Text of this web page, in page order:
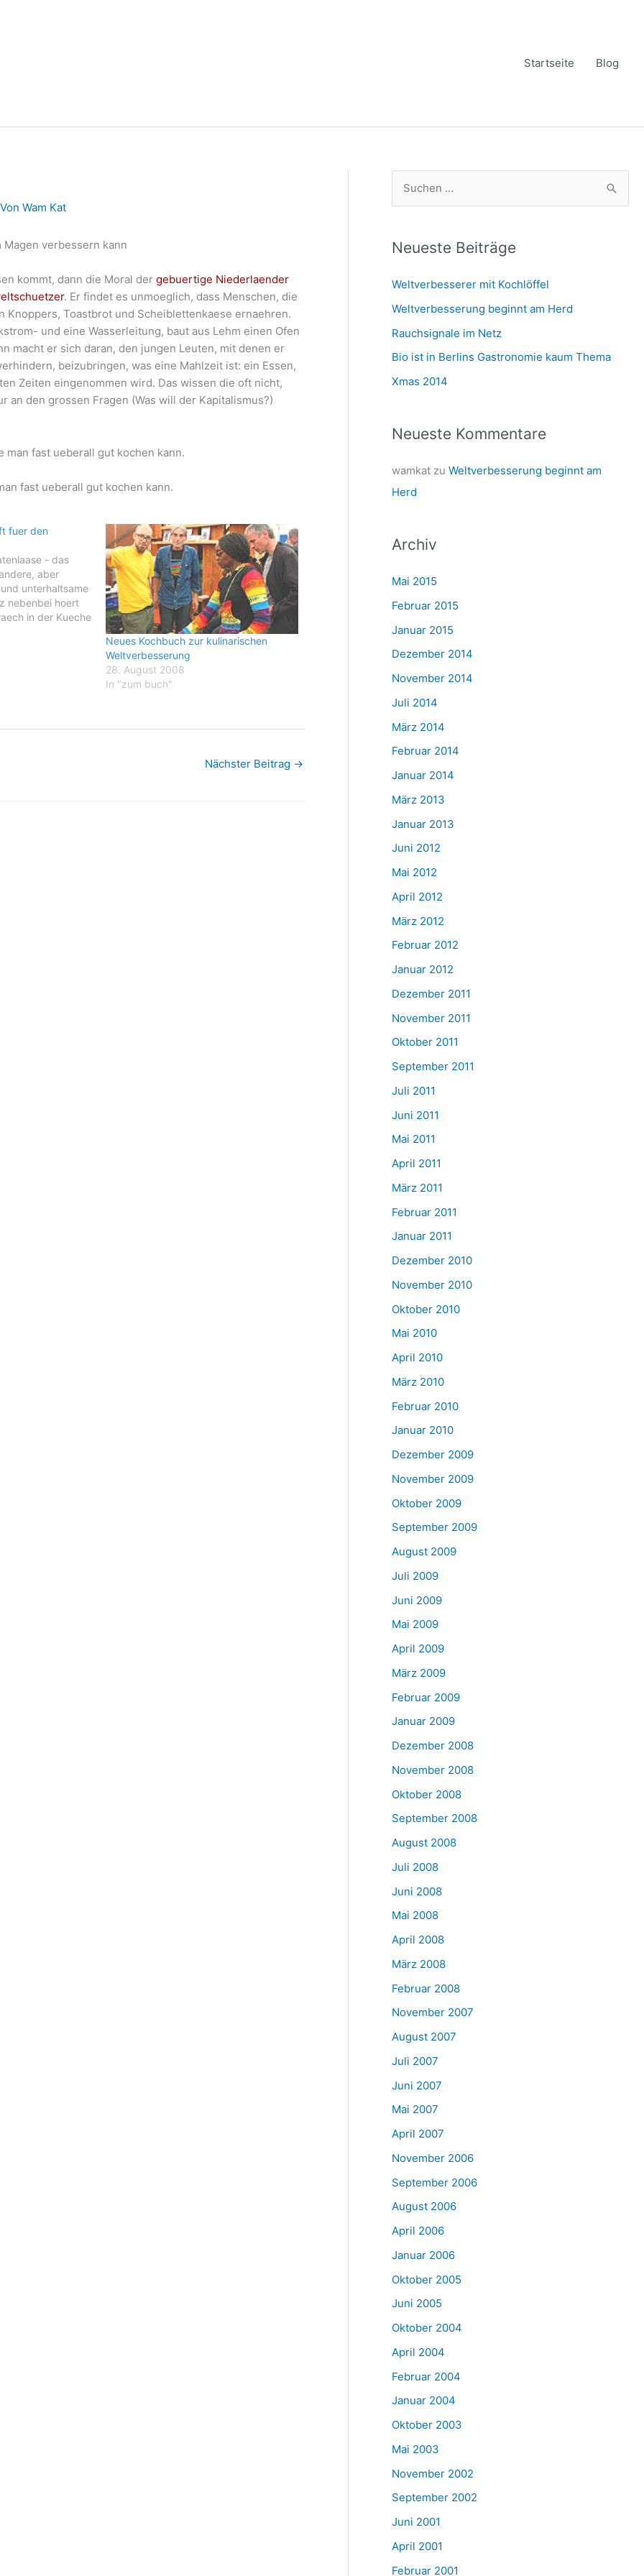
Startseite Blog
Wam Kat
Magen verbessern kann
kommt, dann die Moral der gebuertige Niederlaender
. Er findet es unmoeglich, dass Menschen, die
Toastbrot und Scheiblettenkaese ernaehren.
und eine Wasserleitung, baut aus Lehm einen Ofen
macht er sich daran, den jungen Leuten, mit denen er
beizubringen, was eine Mahlzeit ist: ein Essen,
Zeiten eingenommen wird. Das wissen die oft nicht,
an den grossen Fragen (Was will der Kapitalismus?)
fast ueberall gut kochen kann.
fuer den
- das
aber
unterhaltsame
nebenbei hoert
in der Kueche
Nato
Krieges.
Neues Kochbuch zur kulinarischen
Weltverbesserung
28. August 2008
In "zum buch"
Nächster Beitrag →
h
n
n
a
c
h
Neueste Beiträge
Weltverbesserer mit Kochlöffel
Weltverbesserung beginnt am Herd
Rauchsignale im Netz
Bio ist in Berlins Gastronomie kaum Thema
Xmas 2014
Neueste Kommentare
wamkatzu Weltverbesserung beginnt am
Herd
Archiv
Mai 2015
Februar 2015
Januar 2015
Dezember 2014
November 2014
Juli 2014
März 2014
Februar 2014
Januar 2014
März 2013
Januar 2013
Juni 2012
Mai 2012
April 2012
März 2012
Februar 2012
Januar 2012
Dezember 2011
November 2011
Oktober 2011
September 2011
Juli 2011
Juni 2011
Mai 2011
April 2011
März 2011
Februar 2011
Januar 2011
Dezember 2010
November 2010
Oktober 2010
Mai 2010
April 2010
März 2010
Februar 2010
Januar 2010
Dezember 2009
November 2009
Oktober 2009
September 2009
August 2009
Juli 2009
Juni 2009
Mai 2009
April 2009
März 2009
Februar 2009
Januar 2009
Dezember 2008
November 2008
Oktober 2008
September 2008
August 2008
Juli 2008
Juni 2008
Mai 2008
April 2008
März 2008
Februar 2008
November 2007
August 2007
Juli 2007
Juni 2007
Mai 2007
April 2007
November 2006
September 2006
August 2006
April 2006
Januar 2006
Oktober 2005
Juni 2005
Oktober 2004
April 2004
Februar 2004
Januar 2004
Oktober 2003
Mai 2003
November 2002
September 2002
Juni 2001
April 2001
Februar 2001